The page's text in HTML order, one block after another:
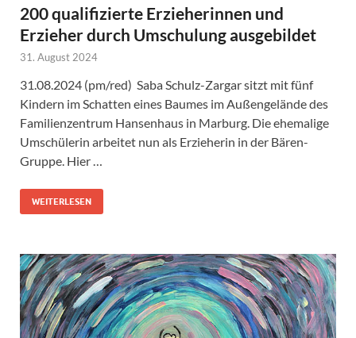
200 qualifizierte Erzieherinnen und
Erzieher durch Umschulung ausgebildet
31. August 2024
31.08.2024 (pm/red) Saba Schulz-Zargar sitzt mit fünf
Kindern im Schatten eines Baumes im Außengelände des
Familienzentrum Hansenhaus in Marburg. Die ehemalige
Umschülerin arbeitet nun als Erzieherin in der Bären-
Gruppe. Hier …
WEITERLESEN